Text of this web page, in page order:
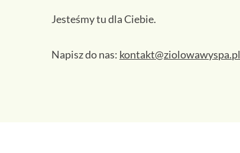
Jesteśmy tu dla Ciebie.
Napisz do nas: kontakt@ziolowawyspa.pl